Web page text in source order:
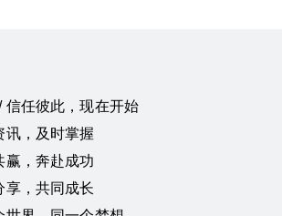
信任彼此，现在开始
讯，及时掌握
赢，奔赴成功
享，共同成长